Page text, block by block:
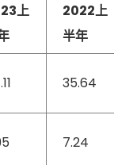
上
2022上
半年
35.64
7.24